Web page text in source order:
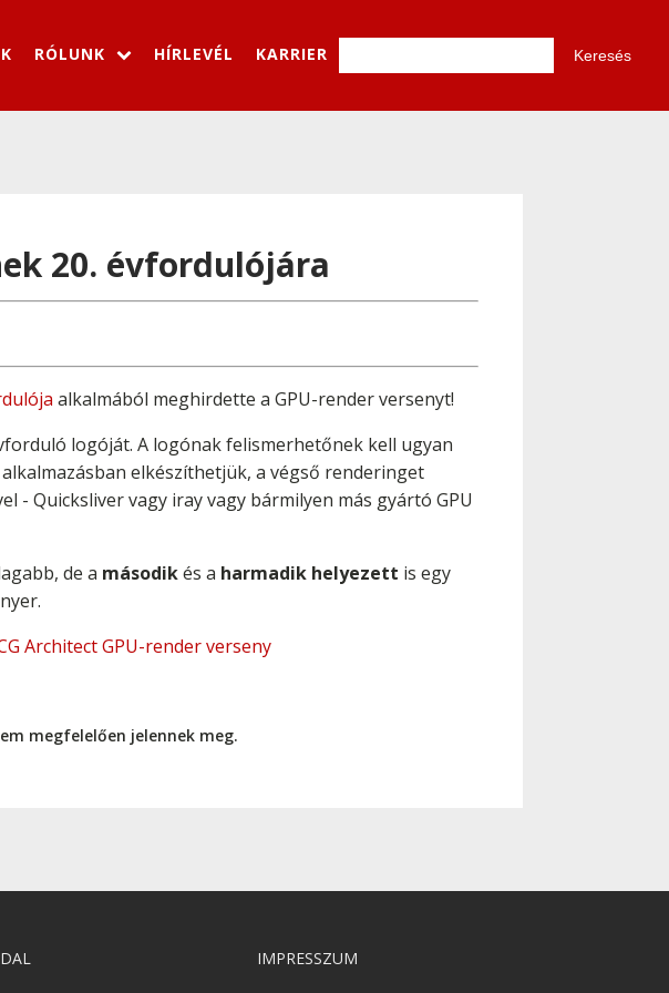
RÓLUNK HÍRLEVÉL KARRIER
20. évfordulójára
alkalmából meghirdette a GPU-render versenyt!
logóját. A logónak felismerhetőnek kell ugyan
elkészíthetjük, a végső renderinget
- Quicksliver vagy iray vagy bármilyen más gyártó GPU
de a másodikés a harmadik helyezett is egy
Architect GPU-render verseny
megfelelően jelennek meg.
IMPRESSZUM